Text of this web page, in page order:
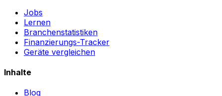
Jobs
Lernen
Branchenstatistiken
Finanzierungs-Tracker
Geräte vergleichen
Inhalte
Blog